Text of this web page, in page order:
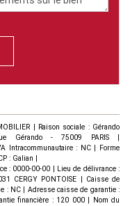
| Raison sociale : Gérando
Gérando - 75009 PARIS |
Intracommunautaire : NC | Forme
: Galian |
: 0000-00-00 | Lieu de délivrance :
CERGY PONTOISE | Caisse de
: NC | Adresse caisse de garantie :
financière : 120 000 | Nom du